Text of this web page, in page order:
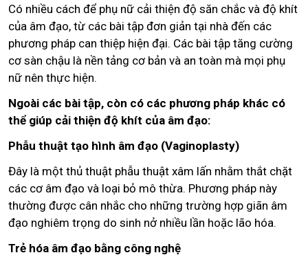
Có nhiều cách để phụ nữ cải thiện độ săn chắc và độ khít
của âm đạo, từ các bài tập đơn giản tại nhà đến các
phương pháp can thiệp hiện đại. Các bài tập tăng cường
cơ sàn chậu là nền tảng cơ bản và an toàn mà mọi phụ
nữ nên thực hiện.
Ngoài các bài tập, còn có các phương pháp khác có
thể giúp cải thiện độ khít của âm đạo:
Phẫu thuật tạo hình âm đạo (Vaginoplasty)
Đây là một thủ thuật phẫu thuật xâm lấn nhằm thắt chặt
các cơ âm đạo và loại bỏ mô thừa. Phương pháp này
thường được cân nhắc cho những trường hợp giãn âm
đạo nghiêm trọng do sinh nở nhiều lần hoặc lão hóa.
Trẻ hóa âm đạo bằng công nghệ